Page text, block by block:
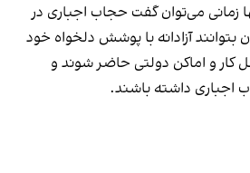
زمانی می‌توان گفت حجاب اجباری در
بتوانند آزادانه با پوشش دلخواه خود
کار و اماکن دولتی حاضر شوند و
اجباری داشته باشند.